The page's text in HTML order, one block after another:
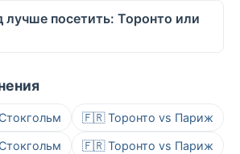
лучше посетить: Торонто или
🇫🇷 Торонто vs Париж
🇫🇷 Торонто vs Париж